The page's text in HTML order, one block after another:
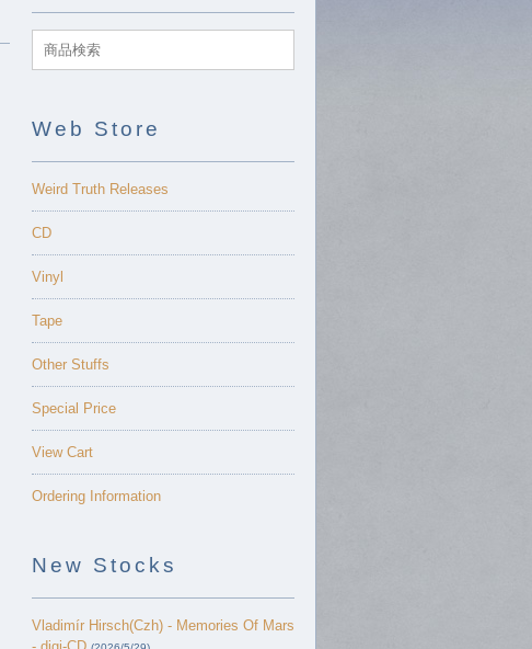
Web Store
Weird Truth Releases
CD
Vinyl
Tape
Other Stuffs
Special Price
View Cart
Ordering Information
New Stocks
Vladimír Hirsch(Czh) - Memories Of Mars